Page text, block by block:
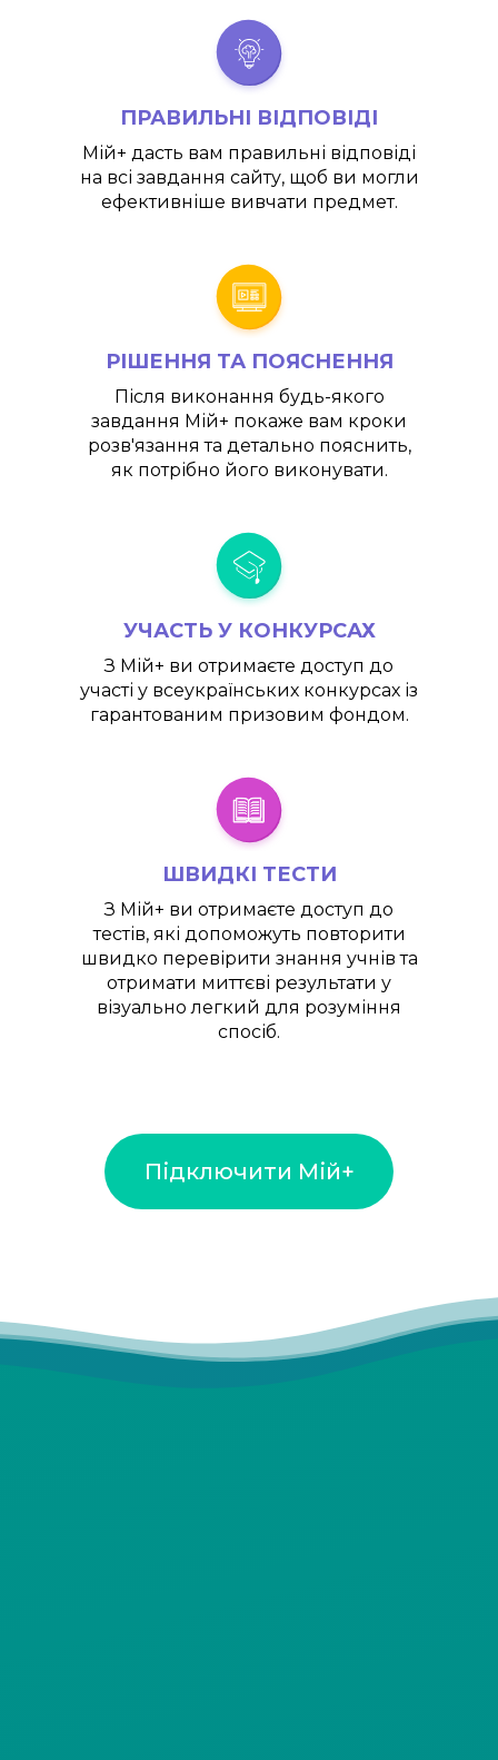
ПРАВИЛЬНІ ВІДПОВІДІ
Мій+ дасть вам правильні відповіді
на всі завдання сайту, щоб ви могли
ефективніше вивчати предмет.
РІШЕННЯ ТА ПОЯСНЕННЯ
Після виконання будь-якого
завдання Мій+ покаже вам кроки
розв'язання та детально пояснить,
як потрібно його виконувати.
УЧАСТЬ У КОНКУРСАХ
З Мій+ ви отримаєте доступ до
участі у всеукраїнських конкурсах із
гарантованим призовим фондом.
ШВИДКІ ТЕСТИ
З Мій+ ви отримаєте доступ до
тестів, які допоможуть повторити
швидко перевірити знання учнів та
отримати миттєві результати у
візуально легкий для розуміння
спосіб.
Підключити Мій+